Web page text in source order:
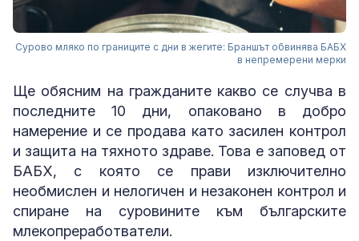
Сурово мляко по границите с дни в жегите: Браншът обвинява БАБХ
в непремерени мерки
Ще обясним на гражданите какво се случва в
последните 10 дни, опаковано в добро
намерение и се продава като засилен контрол
и защита на тяхното здраве. Това е заповед от
БАБХ, с която се прави изключително
необмислен и нелогичен и незаконен контрол и
спиране на суровините към българските
млекопреработватели.